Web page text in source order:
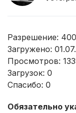
Разрешение:
Загружено:
Просмотров:
Загрузок: 0
Спасибо: 0
Обязательно